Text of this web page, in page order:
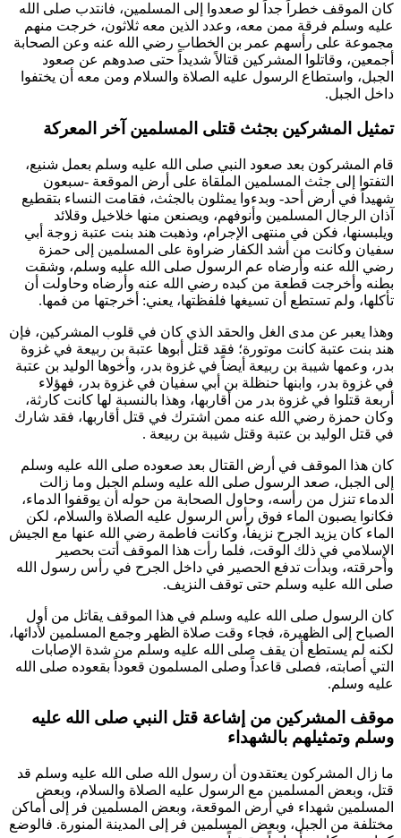
كان الموقف خطراً جداً لو صعدوا إلى المسلمين، فانتدب صلى الله
عليه وسلم فرقة ممن معه، وعدد الذين معه ثلاثون، خرجت منهم
مجموعة على رأسهم عمر بن الخطاب رضي الله عنه وعن الصحابة
أجمعين، وقاتلوا المشركين قتالاً شديداً حتى صدوهم عن صعود
الجبل، واستطاع الرسول عليه الصلاة والسلام ومن معه أن يختفوا
داخل الجبل.
تمثيل المشركين بجثث قتلى المسلمين آخر المعركة
قام المشركون بعد صعود النبي صلى الله عليه وسلم بعمل شنيع،
التفتوا إلى جثث المسلمين الملقاة على أرض الموقعة -سبعون
شهيداً في أرض أحد- وبدءوا يمثلون بالجثث، فقامت النساء بتقطيع
آذان الرجال المسلمين وأنوفهم، ويصنعن منها خلاخيل وقلائد
ويلبسنها، فكن في منتهى الإجرام، وذهبت هند بنت عتبة زوجة أبي
سفيان وكانت من أشد الكفار ضراوة على المسلمين إلى حمزة
رضي الله عنه وأرضاه عم الرسول صلى الله عليه وسلم، وشقت
بطنه وأخرجت قطعة من كبده رضي الله عنه وأرضاه وحاولت أن
تأكلها، ولم تستطع أن تسيغها فلفظتها، يعني: أخرجتها من فمها.
وهذا يعبر عن مدى الغل والحقد الذي كان في قلوب المشركين، فإن
هند بنت عتبة كانت موتورة؛ فقد قتل أبوها عتبة بن ربيعة في غزوة
بدر، وعمها شيبة بن ربيعة أيضاً في غزوة بدر، وأخوها الوليد بن عتبة
في غزوة بدر، وابنها حنظلة بن أبي سفيان في غزوة بدر، فهؤلاء
أربعة قتلوا في غزوة بدر من أقاربها، وهذا بالنسبة لها كانت كارثة،
وكان حمزة رضي الله عنه ممن اشترك في قتل أقاربها، فقد شارك
في قتل الوليد بن عتبة وقتل شيبة بن ربيعة .
كان هذا الموقف في أرض القتال بعد صعوده صلى الله عليه وسلم
إلى الجبل، صعد الرسول صلى الله عليه وسلم الجبل وما زالت
الدماء تنزل من رأسه، وحاول الصحابة من حوله أن يوقفوا الدماء،
فكانوا يصبون الماء فوق رأس الرسول عليه الصلاة والسلام، لكن
الماء كان يزيد الجرح نزيفاً، وكانت فاطمة رضي الله عنها مع الجيش
الإسلامي في ذلك الوقت، فلما رأت هذا الموقف أتت بحصير
وأحرقته، وبدأت تدفع الحصير في داخل الجرح في رأس رسول الله
صلى الله عليه وسلم حتى توقف النزيف.
كان الرسول صلى الله عليه وسلم في هذا الموقف يقاتل من أول
الصباح إلى الظهيرة، فجاء وقت صلاة الظهر وجمع المسلمين لأدائها،
لكنه لم يستطع أن يقف صلى الله عليه وسلم من شدة الإصابات
التي أصابته، فصلى قاعداً وصلى المسلمون قعوداً بقعوده صلى الله
عليه وسلم.
موقف المشركين من إشاعة قتل النبي صلى الله عليه
وسلم وتمثيلهم بالشهداء
ما زال المشركون يعتقدون أن رسول الله صلى الله عليه وسلم قد
قتل، وبعض المسلمين مع الرسول عليه الصلاة والسلام، وبعض
المسلمين شهداء في أرض الموقعة، وبعض المسلمين فر إلى أماكن
مختلفة من الجبل، وبعض المسلمين فر إلى المدينة المنورة. فالوضع